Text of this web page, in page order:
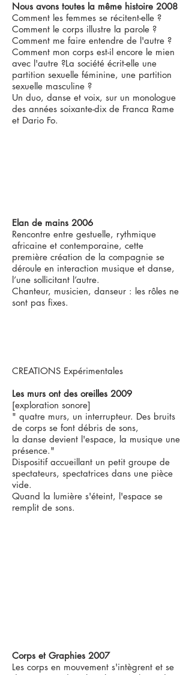
Nous avons toutes la même histoire 2008
Comment les femmes se récitent-elle ?
Comment le corps illustre la parole ?
Comment me faire entendre de l'autre ?
Comment mon corps est-il encore le mien
avec l'autre ?La société écrit-elle une
partition sexuelle féminine, une partition
sexuelle masculine ?
Un duo, danse et voix, sur un monologue
des années soixante-dix de Franca Rame
et Dario Fo.
Elan de mains 2006
Rencontre entre gestuelle, rythmique
africaine et contemporaine, cette
première création de la compagnie se
déroule en interaction musique et danse,
l’une sollicitant l’autre.
Chanteur, musicien, danseur : les rôles ne
sont pas fixes.
CREATIONS Expérimentales
Les murs ont des oreilles 2009
[exploration sonore]
" quatre murs, un interrupteur. Des bruits
de corps se font débris de sons,
la danse devient l'espace, la musique une
présence."
Dispositif accueillant un petit groupe de
spectateurs, spectatrices dans une pièce
vide.
Quand la lumière s'éteint, l'espace se
remplit de sons.
Corps et Graphies 2007
Les corps en mouvement s'intègrent et se